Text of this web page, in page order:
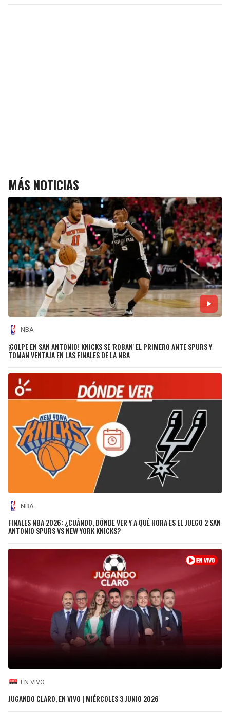
MÁS NOTICIAS
NBA
¡GOLPE EN SAN ANTONIO! KNICKS SE 'ROBAN' EL PRIMERO ANTE SPURS Y
TOMAN VENTAJA EN LAS FINALES DE LA NBA
NBA
FINALES NBA 2026: ¿CUÁNDO, DÓNDE VER Y A QUÉ HORA ES EL JUEGO 2 SAN
ANTONIO SPURS VS NEW YORK KNICKS?
EN VIVO
JUGANDO CLARO, EN VIVO | MIÉRCOLES 3 JUNIO 2026